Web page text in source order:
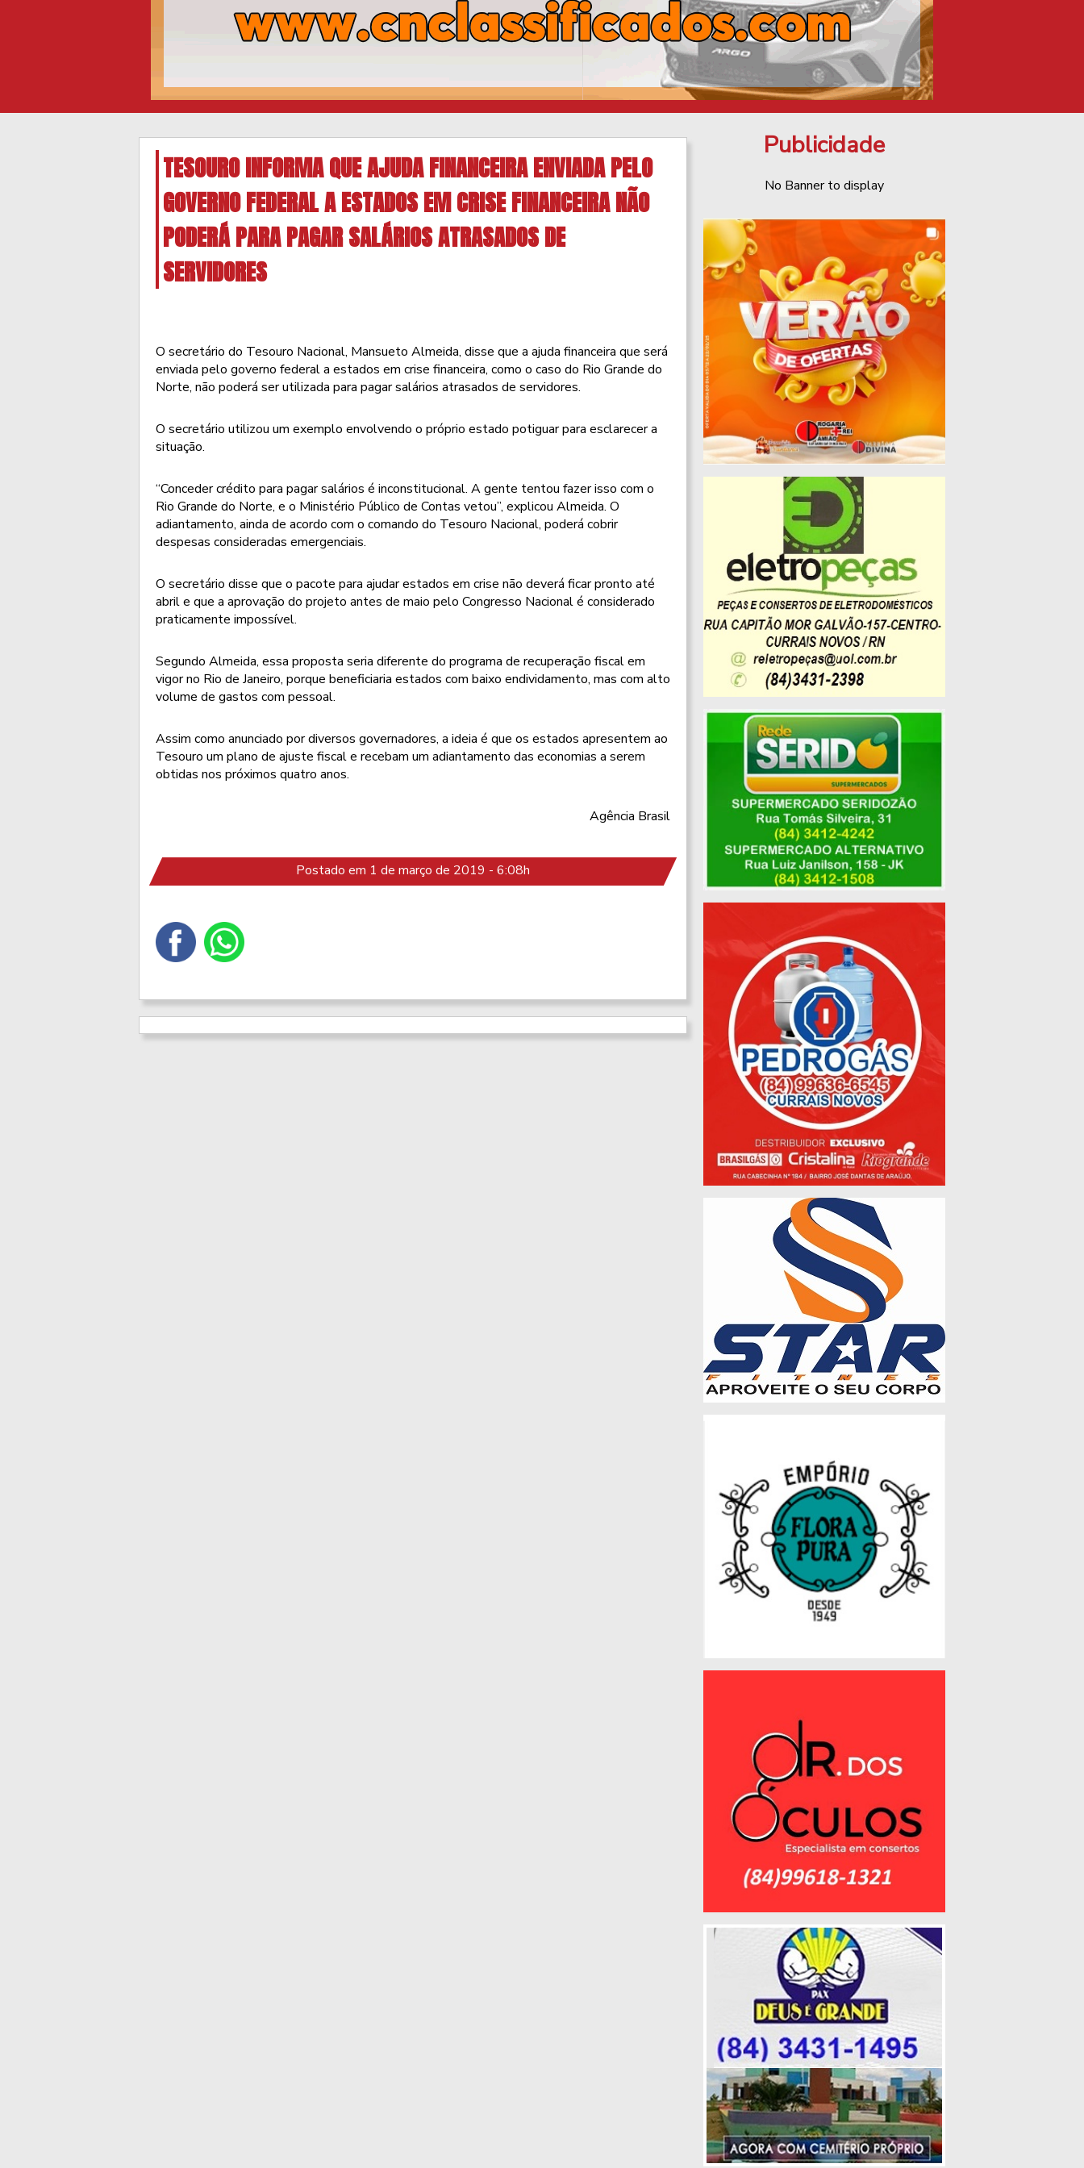
TESOURO INFORMA QUE AJUDA FINANCEIRA ENVIADA PELO
GOVERNO FEDERAL A ESTADOS EM CRISE FINANCEIRA NÃO
PODERÁ PARA PAGAR SALÁRIOS ATRASADOS DE
SERVIDORES
O secretário do Tesouro Nacional, Mansueto Almeida, disse que a ajuda financeira que será
enviada pelo governo federal a estados em crise financeira, como o caso do Rio Grande do
Norte, não poderá ser utilizada para pagar salários atrasados de servidores.
O secretário utilizou um exemplo envolvendo o próprio estado potiguar para esclarecer a
situação.
“Conceder crédito para pagar salários é inconstitucional. A gente tentou fazer isso com o
Rio Grande do Norte, e o Ministério Público de Contas vetou”, explicou Almeida. O
adiantamento, ainda de acordo com o comando do Tesouro Nacional, poderá cobrir
despesas consideradas emergenciais.
O secretário disse que o pacote para ajudar estados em crise não deverá ficar pronto até
abril e que a aprovação do projeto antes de maio pelo Congresso Nacional é considerado
praticamente impossível.
Segundo Almeida, essa proposta seria diferente do programa de recuperação fiscal em
vigor no Rio de Janeiro, porque beneficiaria estados com baixo endividamento, mas com alto
volume de gastos com pessoal.
Assim como anunciado por diversos governadores, a ideia é que os estados apresentem ao
Tesouro um plano de ajuste fiscal e recebam um adiantamento das economias a serem
obtidas nos próximos quatro anos.
Agência Brasil
Postado em 1 de março de 2019 - 6:08h
Publicidade
No Banner to display